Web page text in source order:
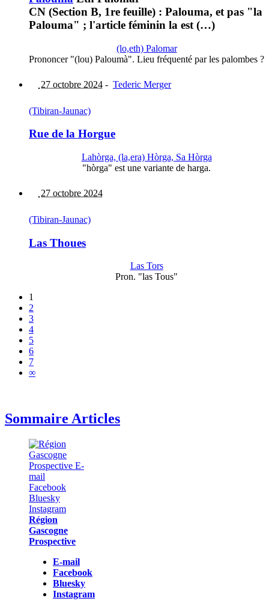
CN (Section B, 1re feuille) : Palouma, et pas "la
Palouma" ; l'article féminin la est (…)
(lo,eth) Palomar
Prononcer "(lou) Paloumà". Lieu fréquenté par les palombes ?
27 octobre 2024 - Tederic Merger
(Tibiran-Jaunac)
Rue de la Horgue
Lahòrga, (la,era) Hòrga, Sa Hòrga
"hòrga" est une variante de harga.
27 octobre 2024
(Tibiran-Jaunac)
Las Thoues
Las Tors
Pron. "las Tous"
1
2
3
4
5
6
7
∞
Sommaire Articles
Région
Gascogne
Prospective
E-mail
Facebook
Bluesky
Instagram